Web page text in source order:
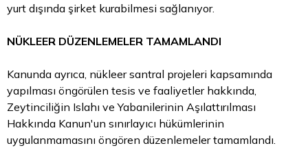
yurt dışında şirket kurabilmesi sağlanıyor.
NÜKLEER DÜZENLEMELER TAMAMLANDI
Kanunda ayrıca, nükleer santral projeleri kapsamında
yapılması öngörülen tesis ve faaliyetler hakkında,
Zeytinciliğin Islahı ve Yabanilerinin Aşılattırılması
Hakkında Kanun'un sınırlayıcı hükümlerinin
uygulanmamasını öngören düzenlemeler tamamlandı.